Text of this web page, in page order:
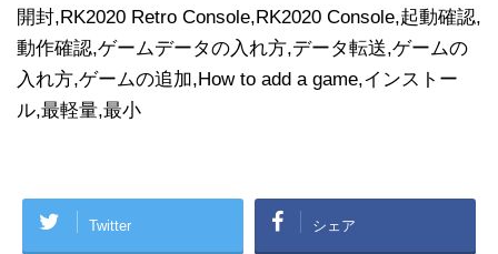
開封,RK2020 Retro Console,RK2020 Console,起動確認,
動作確認,ゲームデータの入れ方,データ転送,ゲームの
入れ方,ゲームの追加,How to add a game,インストー
ル,最軽量,最小
Twitter シェア